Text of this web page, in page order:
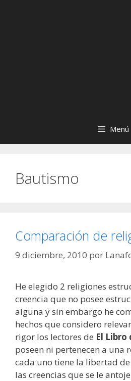
Menú
Bautismo
Comparación de
9 diciembre, 2010 por
He elegido 2 religiones
creencia que no posee
alguna y sin embargo he
hechos que considero
rigor los lectores de El Libro
poseen ni pertenecen a una
cada uno tiene la libertad
las creencias que se le